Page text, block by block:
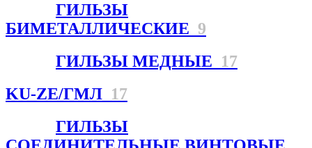
ГИЛЬЗЫ
БИМЕТАЛЛИЧЕСКИЕ 9
ГИЛЬЗЫ МЕДНЫЕ 17
KU-ZE/ГМЛ 17
ГИЛЬЗЫ